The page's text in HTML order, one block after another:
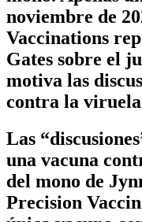
noviembre de
Vaccinations
Gates sobre el
motiva las
contra la
Las
una vacuna
del mono de
Precision